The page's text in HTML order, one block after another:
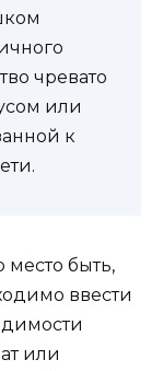
чревато
или
к
место быть,
ввести
или